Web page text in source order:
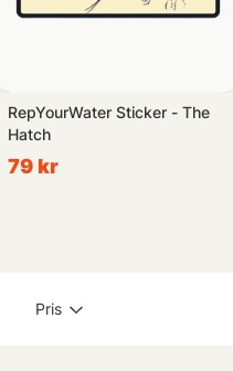
RepYourWater Sticker - The
Hatch
79 kr
Pris